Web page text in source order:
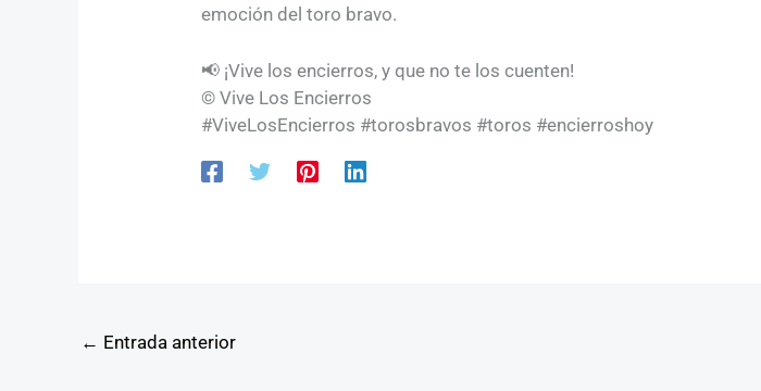
emoción del toro bravo.
📢 ¡Vive los encierros, y que no te los cuenten!
© Vive Los Encierros
#ViveLosEncierros #torosbravos #toros #encierroshoy
← Entrada anterior